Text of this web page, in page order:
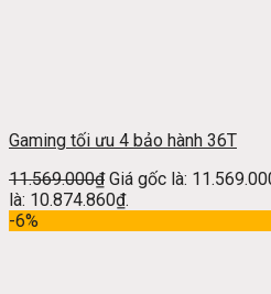
Gaming tối ưu 4 bảo hành 36T
11.569.000₫ Giá gốc là:
là: 10.874.860₫.
-6%